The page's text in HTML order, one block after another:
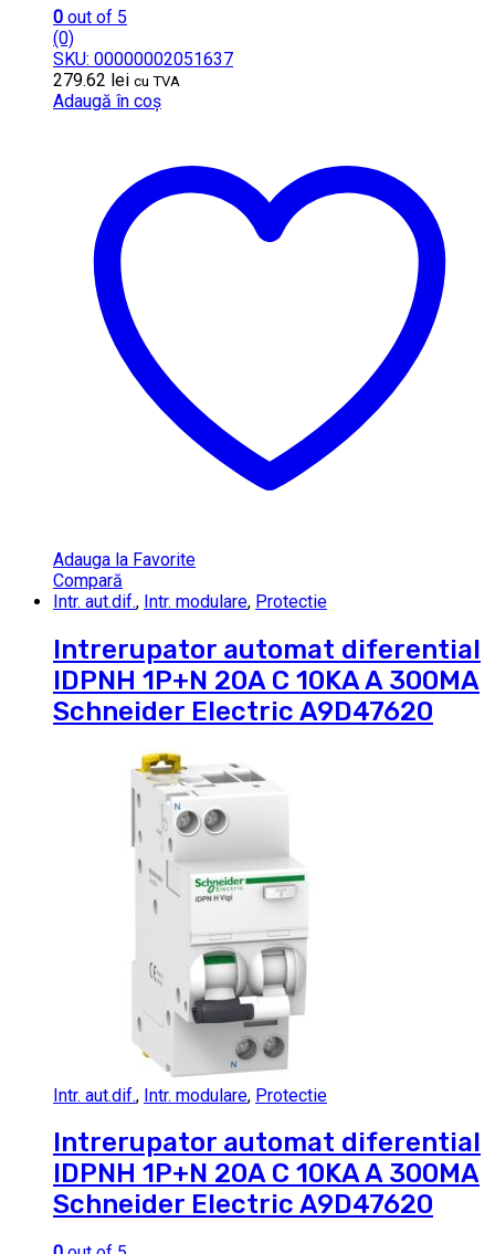
0 out of 5
(0)
SKU: 00000002051637
279.62 lei cu TVA
Adaugă în coș
Adauga la Favorite
Compară
Intr. aut.dif., Intr. modulare, Protectie
Intrerupator automat diferential
IDPNH 1P+N 20A C 10KA A 300MA
Schneider Electric A9D47620
Intr. aut.dif., Intr. modulare, Protectie
Intrerupator automat diferential
IDPNH 1P+N 20A C 10KA A 300MA
Schneider Electric A9D47620